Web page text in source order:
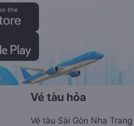
Vé tàu hỏa
Vé tàu Sài Gòn Nha Trang